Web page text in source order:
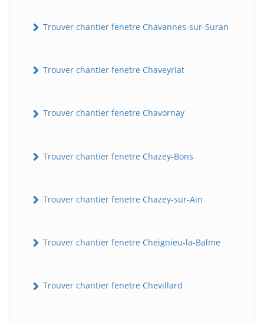
Trouver chantier fenetre Chavannes-sur-Suran
Trouver chantier fenetre Chaveyriat
Trouver chantier fenetre Chavornay
Trouver chantier fenetre Chazey-Bons
Trouver chantier fenetre Chazey-sur-Ain
Trouver chantier fenetre Cheignieu-la-Balme
Trouver chantier fenetre Chevillard